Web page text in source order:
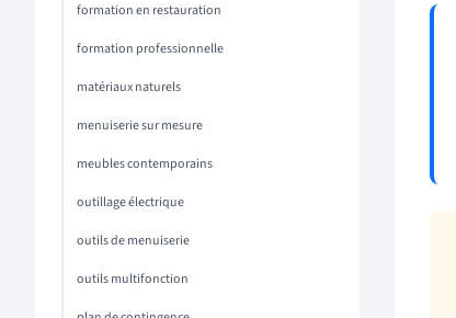
formation en restauration
formation professionnelle
matériaux naturels
menuiserie sur mesure
meubles contemporains
outillage électrique
outils de menuiserie
outils multifonction